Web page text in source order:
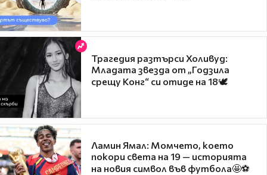
Трагедия разтърси Холивуд:
Младата звезда от „Годзила
срещу Конг“ си отиде на 18🕊️
Ламин Ямал: Момчето, което
покори света на 19 — историята
на новия символ във футбола🤩⚽